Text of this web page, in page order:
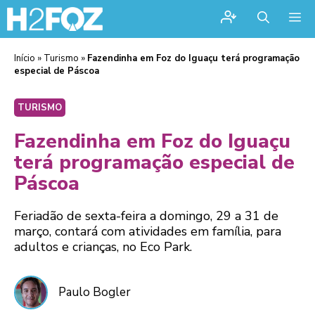
Início » Turismo » Fazendinha em Foz do Iguaçu terá programação
especial de Páscoa
TURISMO
Fazendinha em Foz do Iguaçu
terá programação especial de
Páscoa
Feriadão de sexta-feira a domingo, 29 a 31 de
março, contará com atividades em família, para
adultos e crianças, no Eco Park.
Paulo Bogler